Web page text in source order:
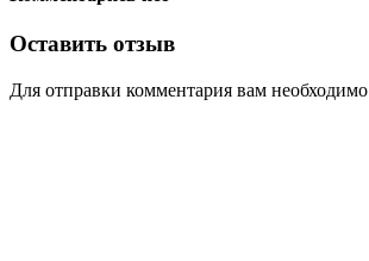
Оставить отзыв
Для отправки комментария вам необходимо